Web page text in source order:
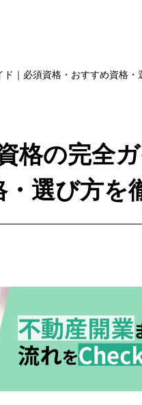
｜必須資格・おすすめ資格・
格の完全ガ
選び方を